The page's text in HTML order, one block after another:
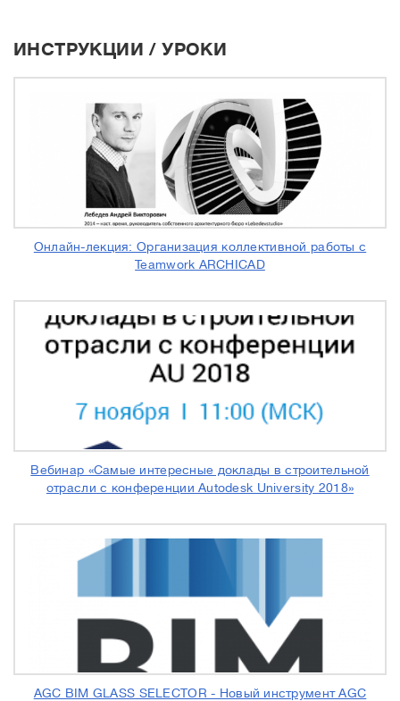
ИНСТРУКЦИИ / УРОКИ
Онлайн-лекция: Организация коллективной работы с
Teamwork ARCHICAD
Вебинар «Самые интересные доклады в строительной
отрасли с конференции Autodesk University 2018»
AGC BIM GLASS SELECTOR - Новый инструмент AGC